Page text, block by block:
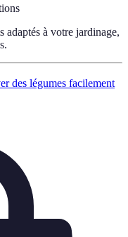
adaptés à votre jardinage,
des légumes facilement